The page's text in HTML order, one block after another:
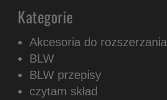
Kategorie
Akcesoria do
BLW
BLW przepisy
czytam skład